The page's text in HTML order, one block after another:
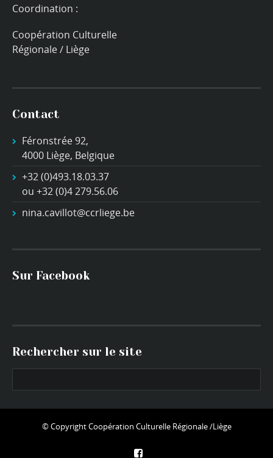
Coordination :
Coopération Culturelle
Régionale / Liège
Contact
Féronstrée 92,
4000 Liège, Belgique
+32 (0)493.18.03.37
ou +32 (0)4 279.56.06
nina.cavillot@ccrliege.be
Sur Facebook
Rechercher sur le site
© CopyrightCoopération Culturelle Régionale /Liège